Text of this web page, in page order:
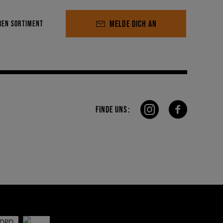
SORTIMENT MELDE DICH AN
FINDE UNS: